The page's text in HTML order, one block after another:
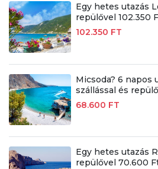
Egy hetes utazás
repülővel 102.350
102.350 FT
Micsoda? 6 napos
szállással és
68.600 FT
Egy hetes utazás
repülővel 70.600